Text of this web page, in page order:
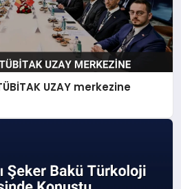
UZAY merkezine